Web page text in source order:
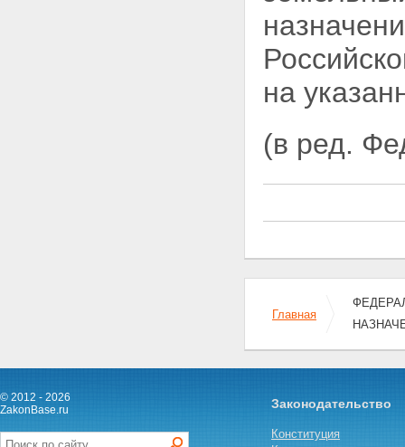
на
(в ред.
Главная
© 2012 - 2026
ZakonBase.ru
Законодательство
Конституция